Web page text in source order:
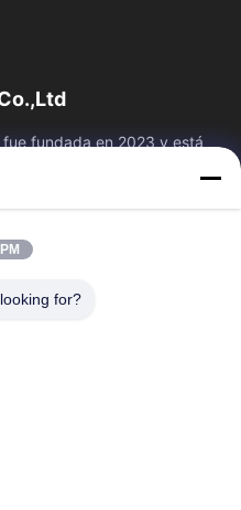
fundada en 2023 y está
la fábrica del mundo.La
Productos
Visita A La Fábrica
for?